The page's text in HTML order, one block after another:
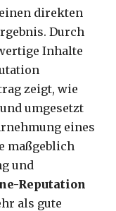
direkten
Durch
Inhalte
zeigt, wie
umgesetzt
eines
maßgeblich
und
Reputation
als gute